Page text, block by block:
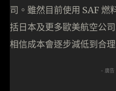
司。雖然目前使用 SAF 燃
括日本及更多歐美航空公
相信成本會逐步減低到合理
- 廣告